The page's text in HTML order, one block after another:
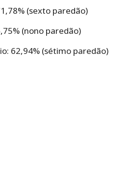
(sexto paredão)
(nono paredão)
62,94% (sétimo paredão)